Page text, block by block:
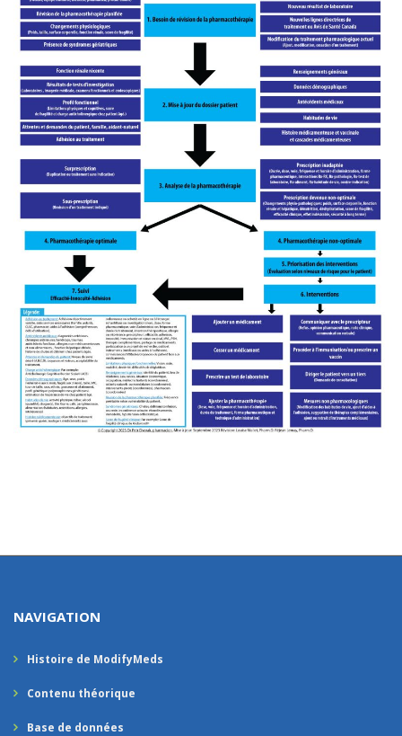
NAVIGATION
Histoire de ModifyMeds
Contenu théorique
Base de données